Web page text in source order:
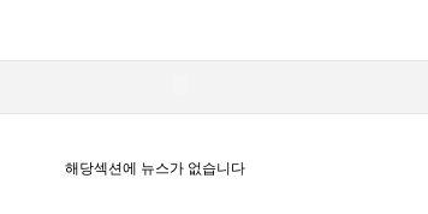
해당섹션에 뉴스가 없습니다